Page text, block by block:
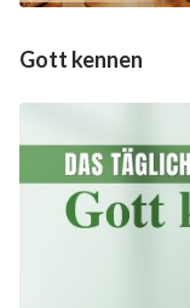
Gott kennen